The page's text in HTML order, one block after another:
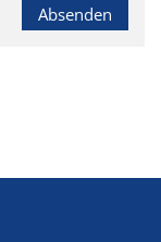
Absenden